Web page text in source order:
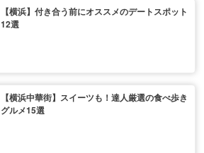
【横浜】付き合う前にオススメのデートスポット
12選
【横浜中華街】スイーツも！達人厳選の食べ歩き
グルメ15選